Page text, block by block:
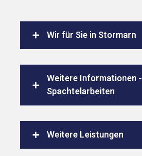
Wir für Sie in Stormarn
Weitere Informationen -
Spachtelarbeiten
Weitere Leistungen